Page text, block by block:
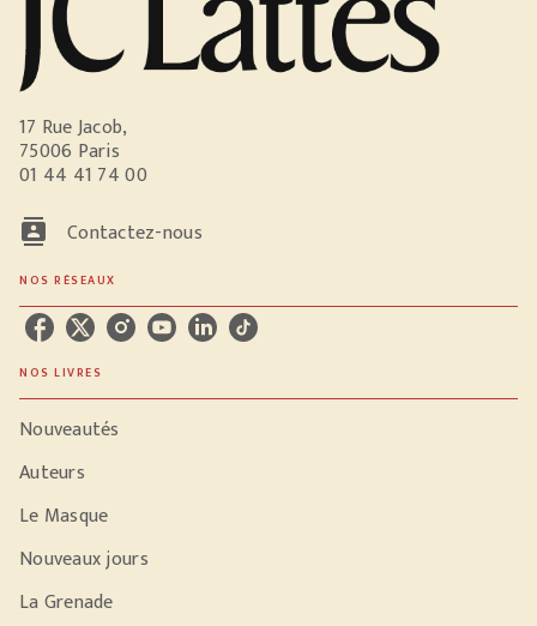
17 Rue Jacob,
75006 Paris
01 44 41 74 00
contacts Contactez-nous
NOS RÉSEAUX
NOS LIVRES
Nouveautés
Auteurs
Le Masque
Nouveaux jours
La Grenade